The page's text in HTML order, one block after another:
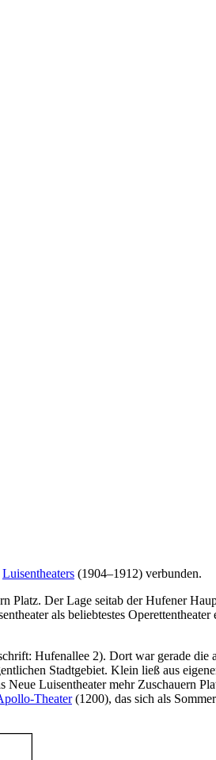
Luisentheaters (1904–1912) verbunden.
Platz. Der Lage seitab der Hufener
als beliebtestes
Hufenallee 2). Dort war gerade die
Stadtgebiet. Klein ließ aus
Luisentheater mehr Zuschauern
Theater(1200), das sich als